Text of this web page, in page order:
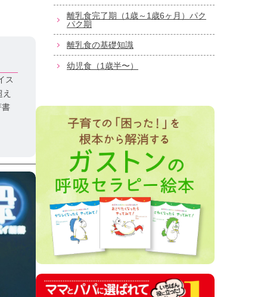
ス
書
離乳食完了期（1歳～1歳6ヶ月）パク
パク期
離乳食の基礎知識
幼児食（1歳半〜）